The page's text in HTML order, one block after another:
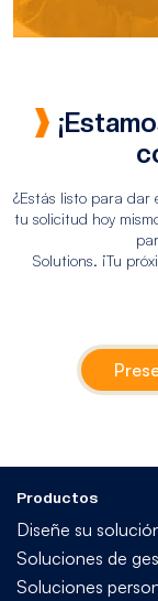
¿Estás listo para dar
tu solicitud hoy
Solutions. ¡Tu
Productos
Diseñe su
Soluciones de
Soluciones